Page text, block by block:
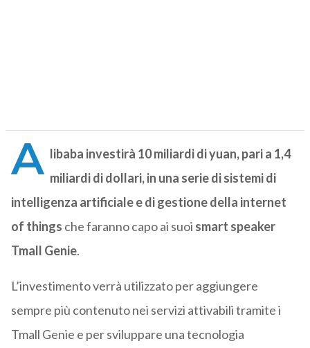
A libaba investirà 10 miliardi di yuan, pari a 1,4
miliardi di dollari, in una serie di sistemi di
intelligenza artificiale e di gestione della internet
of things che faranno capo ai suoi smart speaker
Tmall Genie.
L’investimento verrà utilizzato per aggiungere
sempre più contenuto nei servizi attivabili tramite i
Tmall Genie e per sviluppare una tecnologia